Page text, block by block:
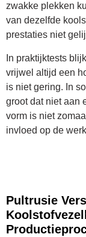
zwakke plekken
van dezelfde
prestaties niet
In praktijktests
vrijwel altijd een
is niet gering. In
groot dat niet aan
vorm is niet
invloed op de
Pultrusie